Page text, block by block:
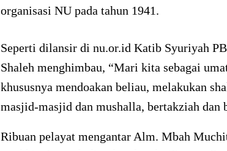
organisasi NU pada tahun 1941.
Seperti dilansir di nu.or.id Katib Syuriyah
Shaleh menghimbau, “Mari kita sebagai
khususnya mendoakan beliau, melakukan
masjid-masjid dan mushalla, bertakziah dan
Ribuan pelayat mengantar Alm. Mbah